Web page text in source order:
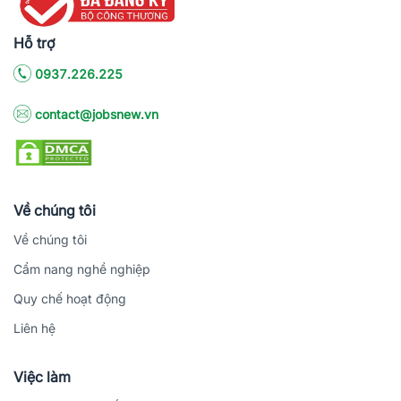
Hỗ trợ
0937.226.225
contact@jobsnew.vn
Về chúng tôi
Về chúng tôi
Cẩm nang nghề nghiệp
Quy chế hoạt động
Liên hệ
Việc làm